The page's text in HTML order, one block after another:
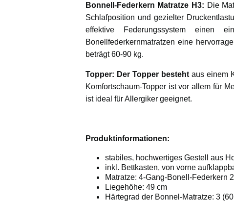
Bonnell-Federkern Matratze H3: Die
Schlafposition und gezielter
effektive Federungssystem einen
Bonellfederkernmatratzen eine
beträgt 60-90 kg.
Topper: Der Topper bestehtaus einem
Komfortschaum-Topper ist vor allem für
ist ideal für Allergiker geeignet.
Produktinformationen:
stabiles, hochwertiges Gestell aus
inkl. Bettkasten, von vorne
Matratze: 4-Gang-Bonell-Federkern
Liegehöhe: 49 cm
Härtegrad der Bonnel-Matratze: 3